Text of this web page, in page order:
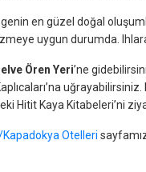
en güzel doğal
uygun durumda.
Ören Yeri’ne
Hitit Kaya Kitabeleri’ni
Otelleri